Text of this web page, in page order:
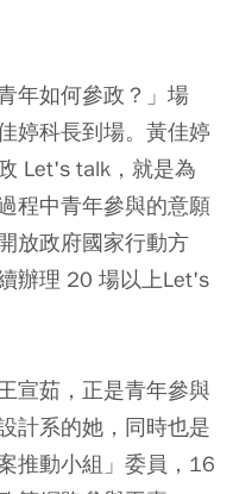
年如何參政？」場
婷科長到場。黃佳婷
Let's talk，就是為
程中青年參與的意願
放政府國家行動方
辦理 20 場以上Let's
宣茹，正是青年參與
計系的她，同時也是
推動小組」委員，16